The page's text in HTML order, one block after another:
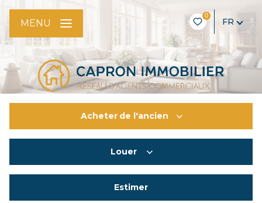
0
FR
MENU
Acheter de l'ancien
De l'immo pro
Louer
Estimer